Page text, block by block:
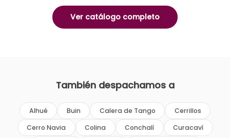
Ver catálogo completo
También despachamos a
Alhué Buin Calera de Tango
Cerrillos
Cerro Navia
Colina Conchalí
Curacaví